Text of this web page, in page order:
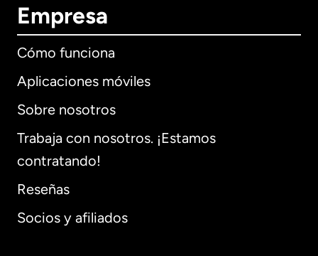
Empresa
Cómo funciona
Aplicaciones móviles
Sobre nosotros
Trabaja con nosotros. ¡Estamos
contratando!
Reseñas
Socios y afiliados